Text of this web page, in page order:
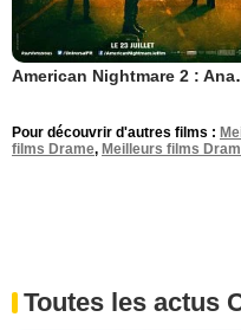
Pour découvrir d'autres films :
films Drame, Meilleurs films
Toutes les actus